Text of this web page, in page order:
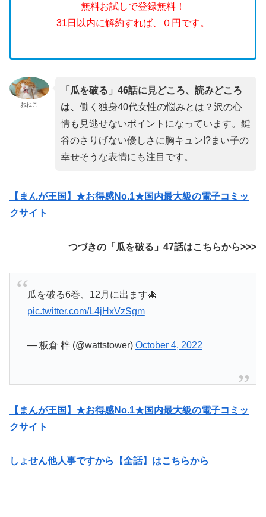
無料お試しで登録無料！
31日以内に解約すれば、０円です。
おねこ
「瓜を破る」46話に見どころ、読みどころ
は、 働く独身40代女性の悩みとは？沢の心
情も見逃せないポイントになっています。鍵
谷のさりげない優しさに胸キュン!?まい子の
幸せそうな表情にも注目です。
【まんが王国】★お得感No.1★国内最大級の電子コミッ
クサイト
つづきの「瓜を破る」47話はこちらから>>>
瓜を破る6巻、12月に出ます🎄
pic.twitter.com/L4jHxVzSgm
— 板倉 梓 (@wattstower) October 4, 2022
【まんが王国】★お得感No.1★国内最大級の電子コミッ
クサイト
しょせん他人事ですから【全話】はこちらから